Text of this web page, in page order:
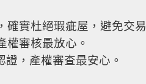
實杜絕瑕疵屋，避免交
審核最放心。
，產權審查最安心。